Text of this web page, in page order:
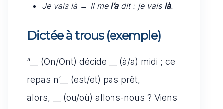
Je vais là → Il me l’adit : je vais là.
Dictée à trous (exemple)
“__ (On/Ont) décide __ (à/a) midi ; ce
repas n’__ (est/et) pas prêt,
alors, __ (ou/où) allons-nous ? Viens